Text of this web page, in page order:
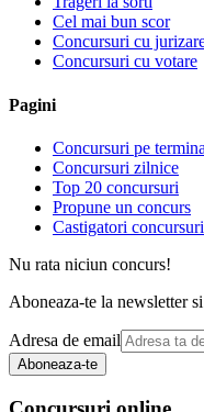
Cel mai bun scor
Concursuri cu
Concursuri cu votare
Pagini
Concursuri pe
Concursuri zilnice
Top 20 concursuri
Propune un concurs
Castigatori concursuri
Nu rata niciun concurs!
Aboneaza-te la newsletter
Adresa de email
Aboneaza-te